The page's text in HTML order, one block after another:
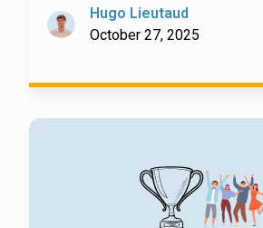
Hugo Lieutaud
October 27, 2025